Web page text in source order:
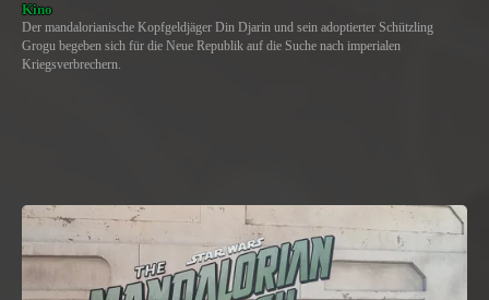
Kino
Der mandalorianische Kopfgeldjäger Din Djarin und sein adoptierter Schützling
Grogu begeben sich für die Neue Republik auf die Suche nach imperialen
Kriegsverbrechern.